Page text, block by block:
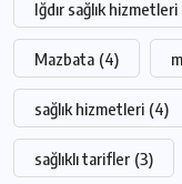
Iğdır sağlık hizmetleri
Mazbata (4)
sağlık hizmetleri (4)
sağlıklı tarifler (3)